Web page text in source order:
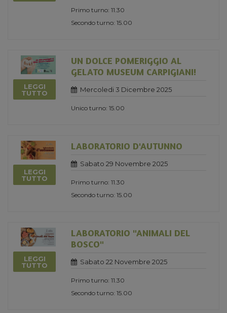
Primo turno: 11.30
Secondo turno: 15.00
LEGGI
TUTTO
UN DOLCE POMERIGGIO AL
GELATO MUSEUM CARPIGIANI!
Mercoledi 3 Dicembre 2025
Unico turno: 15.00
LEGGI
TUTTO
LABORATORIO D'AUTUNNO
Sabato 29 Novembre 2025
Primo turno: 11.30
Secondo turno: 15.00
LEGGI
TUTTO
LABORATORIO "ANIMALI DEL
BOSCO"
Sabato 22 Novembre 2025
Primo turno: 11.30
Secondo turno: 15.00